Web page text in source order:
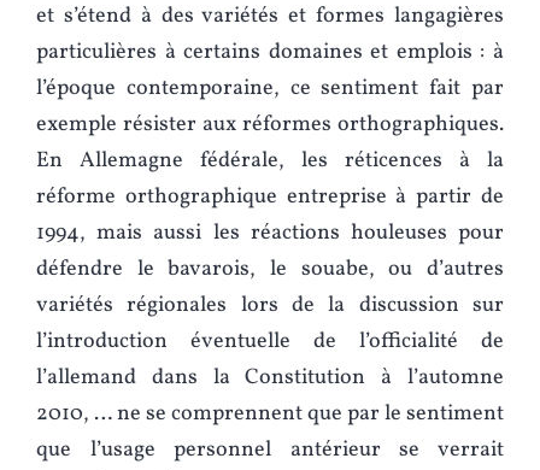
et s’étend à des variétés et formes langagières
particulières à certains domaines et emplois : à
l’époque contemporaine, ce sentiment fait par
exemple résister aux réformes orthographiques.
En Allemagne fédérale, les réticences à la
réforme orthographique entreprise à partir de
1994, mais aussi les réactions houleuses pour
défendre le bavarois, le souabe, ou d’autres
variétés régionales lors de la discussion sur
l’introduction éventuelle de l’officialité de
l’allemand dans la Constitution à l’automne
2010, … ne se comprennent que par le sentiment
que l’usage personnel antérieur se verrait